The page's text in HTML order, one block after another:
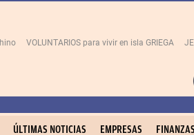
VOLUNTARIOS para vivir en isla GRIEGA
ÚLTIMAS NOTICIAS EMPRESAS FINANZAS